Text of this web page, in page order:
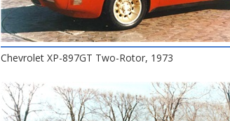
Chevrolet XP-897GT Two-Rotor, 1973